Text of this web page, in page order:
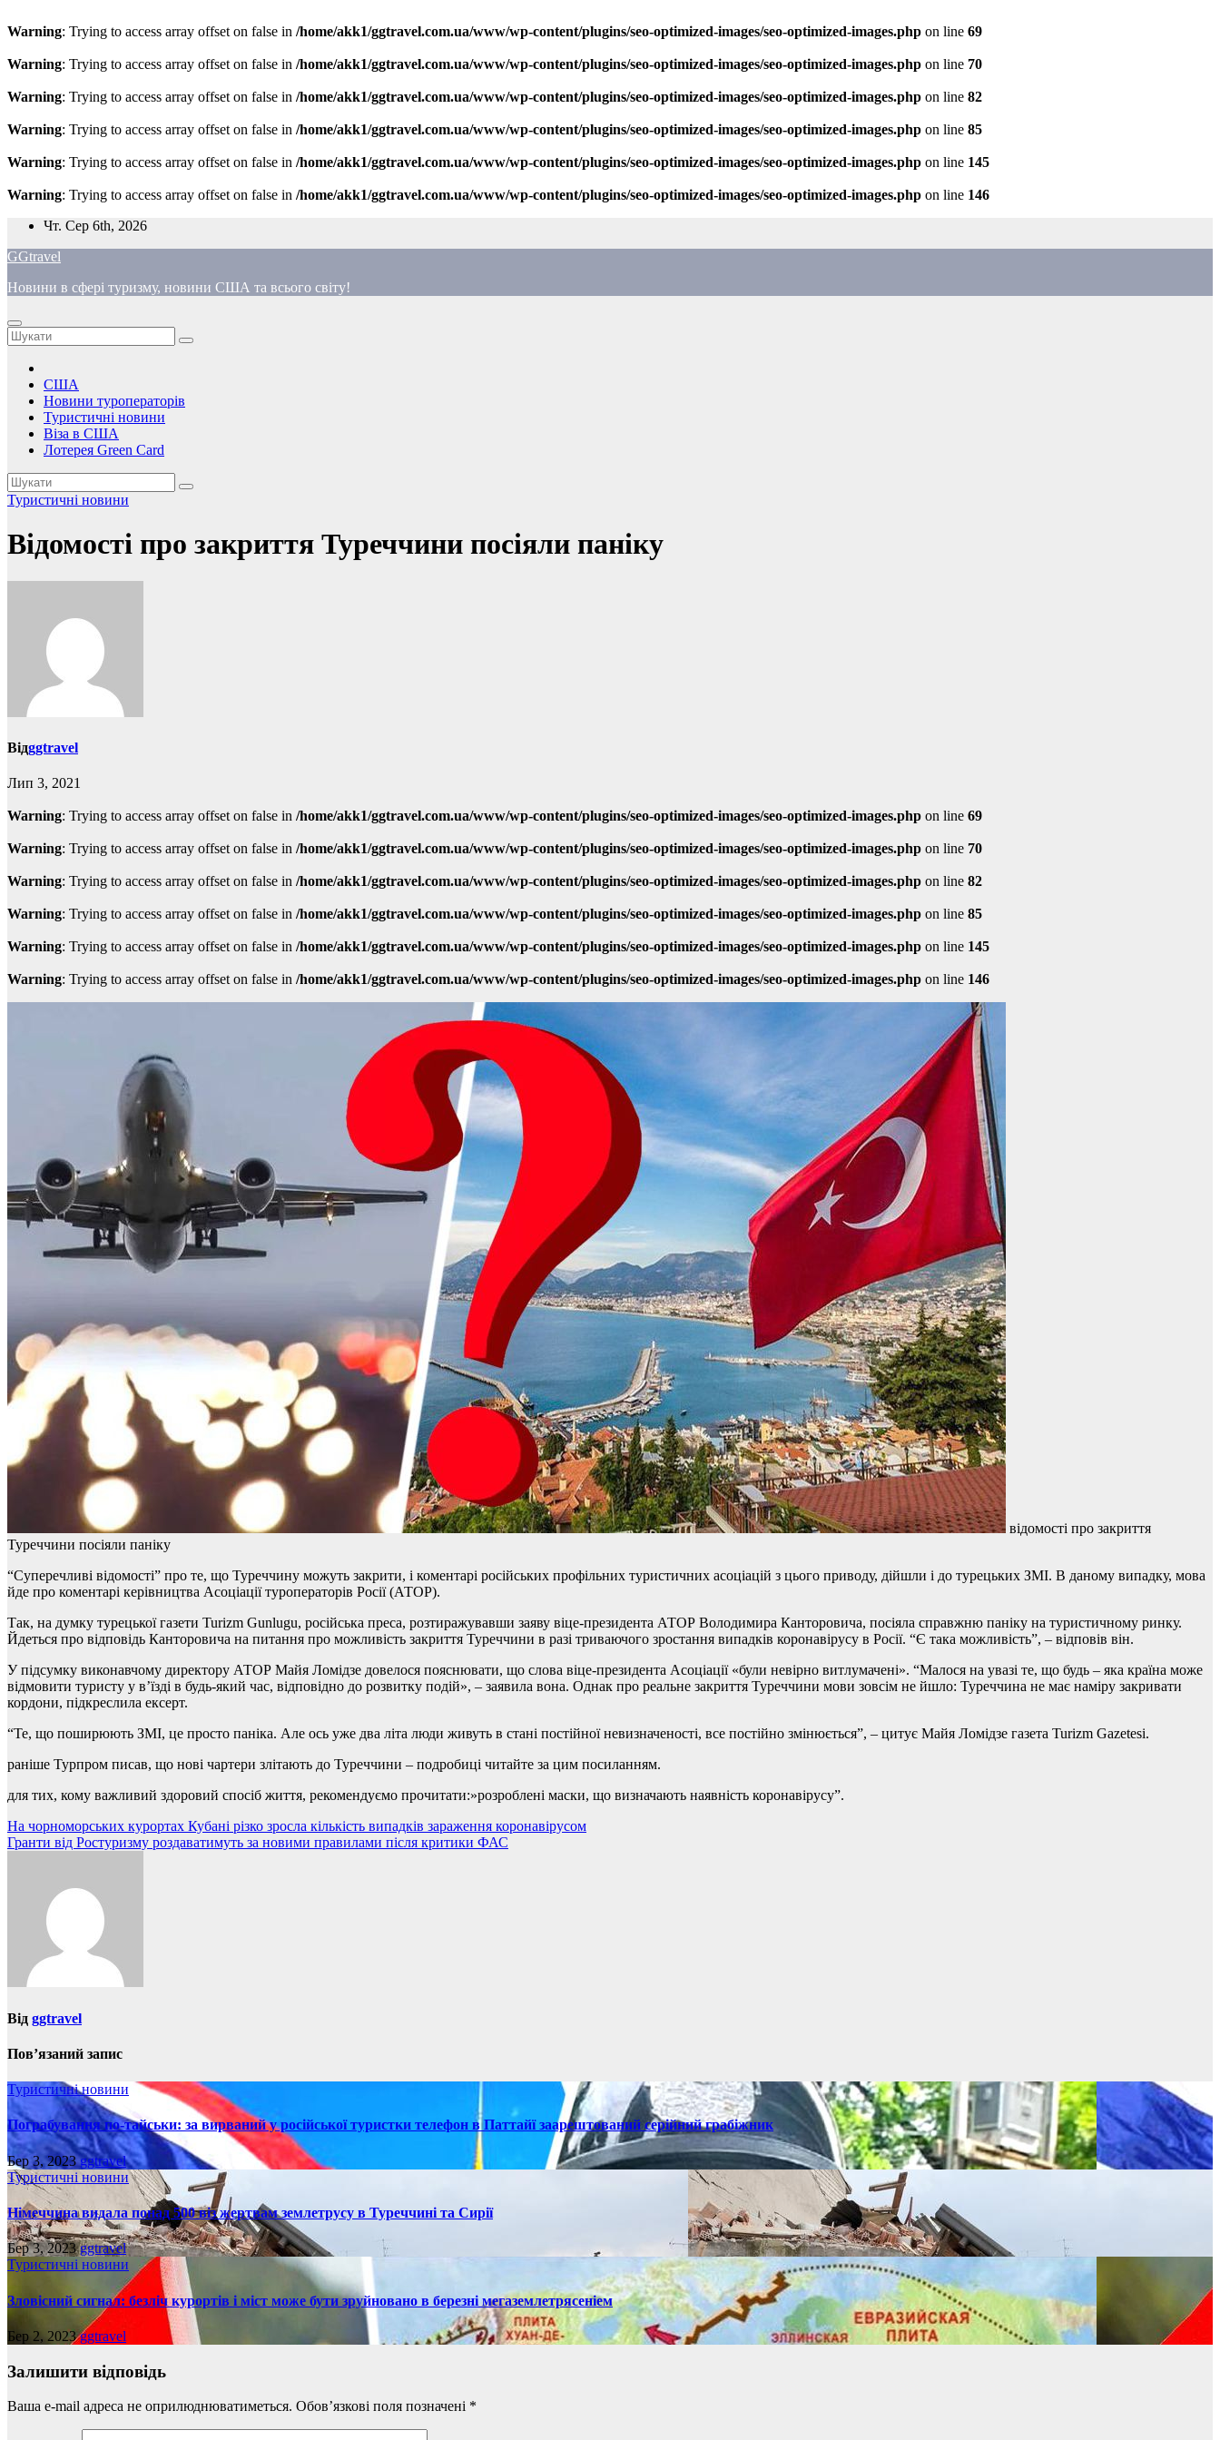
Warning: Trying to access array offset on false in /home/akk1/ggtravel.com.ua/www/wp-content/plugins/seo-optimized-images/seo-optimized-images.php on line 69
Warning: Trying to access array offset on false in /home/akk1/ggtravel.com.ua/www/wp-content/plugins/seo-optimized-images/seo-optimized-images.php on line 70
Warning: Trying to access array offset on false in /home/akk1/ggtravel.com.ua/www/wp-content/plugins/seo-optimized-images/seo-optimized-images.php on line 82
Warning: Trying to access array offset on false in /home/akk1/ggtravel.com.ua/www/wp-content/plugins/seo-optimized-images/seo-optimized-images.php on line 85
Warning: Trying to access array offset on false in /home/akk1/ggtravel.com.ua/www/wp-content/plugins/seo-optimized-images/seo-optimized-images.php on line 145
Warning: Trying to access array offset on false in /home/akk1/ggtravel.com.ua/www/wp-content/plugins/seo-optimized-images/seo-optimized-images.php on line 146
Перейти
вмісту
Чт. Сер 6th, 2026
GGtravel
Новини в сфері туризму, новини США та всього світу!
США
Новини туроператорів
Туристичні новини
Віза в США
Лотерея Green Card
Туристичні новини
Відомості про закриття Туреччини посіяли паніку
Відggtravel
Лип 3, 2021
Warning: Trying to access array offset on false in /home/akk1/ggtravel.com.ua/www/wp-content/plugins/seo-optimized-images/seo-optimized-images.php on line 69
Warning: Trying to access array offset on false in /home/akk1/ggtravel.com.ua/www/wp-content/plugins/seo-optimized-images/seo-optimized-images.php on line 70
Warning: Trying to access array offset on false in /home/akk1/ggtravel.com.ua/www/wp-content/plugins/seo-optimized-images/seo-optimized-images.php on line 82
Warning: Trying to access array offset on false in /home/akk1/ggtravel.com.ua/www/wp-content/plugins/seo-optimized-images/seo-optimized-images.php on line 85
Warning: Trying to access array offset on false in /home/akk1/ggtravel.com.ua/www/wp-content/plugins/seo-optimized-images/seo-optimized-images.php on line 145
Warning: Trying to access array offset on false in /home/akk1/ggtravel.com.ua/www/wp-content/plugins/seo-optimized-images/seo-optimized-images.php on line 146
відомості про закриття
Туреччини посіяли паніку
“Суперечливі відомості” про те, що Туреччину можуть закрити, і коментарі російських профільних туристичних асоціацій з цього приводу, дійшли і до турецьких ЗМІ. В даному випадку, мова
йде про коментарі керівництва Асоціації туроператорів Росії (АТОР).
Так, на думку турецької газети Turizm Gunlugu, російська преса, розтиражувавши заяву віце-президента АТОР Володимира Канторовича, посіяла справжню паніку на туристичному ринку.
Йдеться про відповідь Канторовича на питання про можливість закриття Туреччини в разі триваючого зростання випадків коронавірусу в Росії. “Є така можливість”, – відповів він.
У підсумку виконавчому директору АТОР Майя Ломідзе довелося пояснювати, що слова віце-президента Асоціації «були невірно витлумачені». “Малося на увазі те, що будь – яка країна може
відмовити туристу у в’їзді в будь-який час, відповідно до розвитку подій», – заявила вона. Однак про реальне закриття Туреччини мови зовсім не йшло: Туреччина не має наміру закривати
кордони, підкреслила ексерт.
“Те, що поширюють ЗМІ, це просто паніка. Але ось уже два літа люди живуть в стані постійної невизначеності, все постійно змінюється”, – цитує Майя Ломідзе газета Turizm Gazetesi.
раніше Турпром писав, що нові чартери злітають до Туреччини – подробиці читайте за цим посиланням.
для тих, кому важливий здоровий спосіб життя, рекомендуємо прочитати:»розроблені маски, що визначають наявність коронавірусу”.
Навігація
записів
На чорноморських курортах Кубані різко зросла кількість випадків зараження коронавірусом
Гранти від Ростуризму роздаватимуть за новими правилами після критики ФАС
Від ggtravel
Пов’язаний запис
Туристичні новини
Пограбування по-тайськи: за вирваний у російської туристки телефон в Паттайї заарештований серійний грабіжник
Бер 3, 2023ggtravel
Туристичні новини
Німеччина видала понад 500 віз жертвам землетрусу в Туреччині та Сирії
Бер 3, 2023ggtravel
Туристичні новини
Зловісний сигнал: безліч курортів і міст може бути зруйновано в березні мегаземлетрясеніем
Бер 2, 2023ggtravel
Залишити відповідь
Ваша e-mail адреса не оприлюднюватиметься. Обов’язкові поля позначені *